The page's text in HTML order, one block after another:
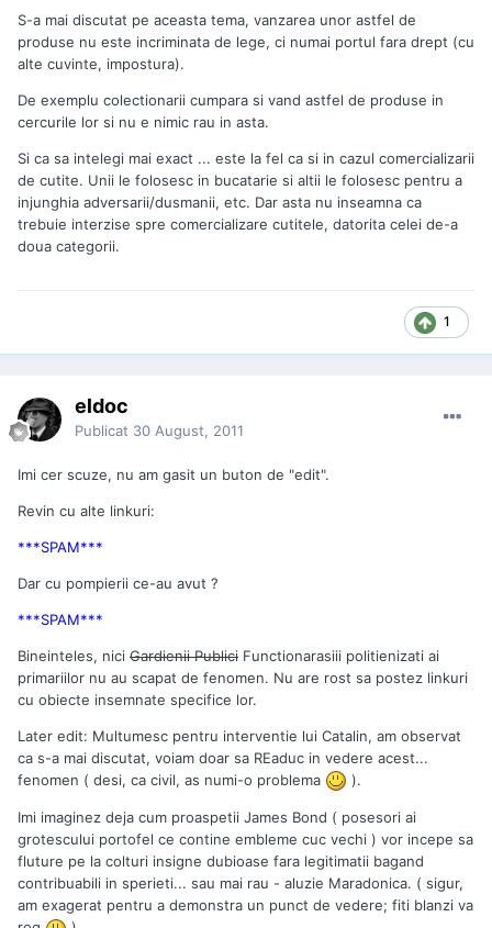
S-a mai discutat pe aceasta tema, vanzarea unor astfel de
produse nu este incriminata de lege, ci numai portul fara drept (cu
alte cuvinte, impostura).
De exemplu colectionarii cumpara si vand astfel de produse in
cercurile lor si nu e nimic rau in asta.
Si ca sa intelegi mai exact ... este la fel ca si in cazul comercializarii
de cutite. Unii le folosesc in bucatarie si altii le folosesc pentru a
injunghia adversarii/dusmanii, etc. Dar asta nu inseamna ca
trebuie interzise spre comercializare cutitele, datorita celei de-a
doua categorii.
1
eldoc
Publicat 30 August, 2011
Imi cer scuze, nu am gasit un buton de "edit".
Revin cu alte linkuri:
***SPAM***
Dar cu pompierii ce-au avut ?
***SPAM***
Bineinteles, nici Gardienii Publici Functionarasiii politienizati ai
primariilor nu au scapat de fenomen. Nu are rost sa postez linkuri
cu obiecte insemnate specifice lor.
Later edit: Multumesc pentru interventie lui Catalin, am observat
ca s-a mai discutat, voiam doar sa REaduc in vedere acest...
fenomen ( desi, ca civil, as numi-o problema
).
Imi imaginez deja cum proaspetii James Bond ( posesori ai
grotescului portofel ce contine embleme cuc vechi ) vor incepe sa
fluture pe la colturi insigne dubioase fara legitimatii bagand
contribuabili in sperieti... sau mai rau - aluzie Maradonica. ( sigur,
am exagerat pentru a demonstra un punct de vedere; fiti blanzi va